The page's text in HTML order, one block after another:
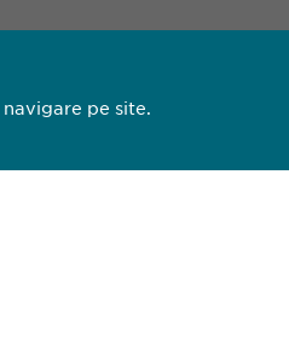
pe site.